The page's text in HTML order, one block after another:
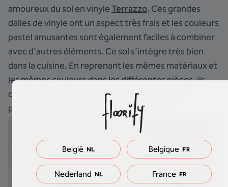
amoureux du sol en vinyleTerrazzo. Ces grandes
dalles de vinyle ont un aspect très frais et les couleurs
pastel amusantes sont également faciles à combiner
avec d'autres éléments. Ce sol s'intègre très bien
dans la cuisine. En reprenant les mêmes matériaux et
les mêmes couleurs dans les différentes pièces, ils
créent une unité et une tranquillité dans leur
propriété à la fois majestueuse et ludique.
België NL Belgique FR
Nederland NL France FR